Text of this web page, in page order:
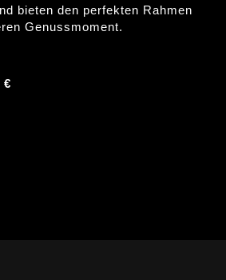
bieten den perfekten Rahmen
Genussmoment.
€